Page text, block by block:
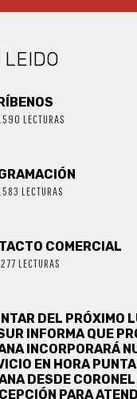
LEIDO
LECTURAS
LECTURAS
COMERCIAL
LECTURAS
DEL PRÓXIMO
INFORMA QUE
INCORPORARÁ
EN HORA
DESDE
PARA